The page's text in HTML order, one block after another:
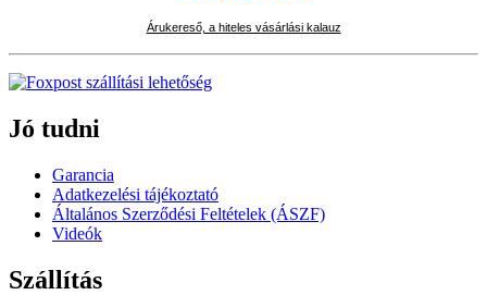
Árukereső, a hiteles vásárlási kalauz
Jó tudni
Garancia
Adatkezelési tájékoztató
Általános Szerződési Feltételek (ÁSZF)
Videók
Szállítás